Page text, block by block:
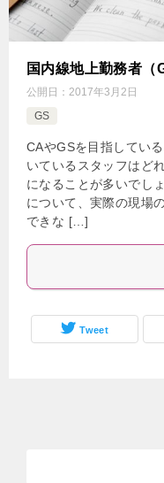
国内線地上勤務者（
公開日： 2017年3月2日
GS
CAやGSを目指してい
いているスタッフはど
になることが多いでし
について、実際の現場
できな […]
Tweet